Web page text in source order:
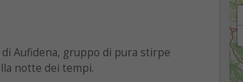
Aufidena, gruppo di pura stirpe
notte dei tempi.